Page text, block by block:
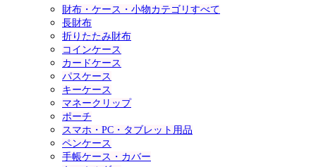
財布・ケース・小物カテゴリすべて
長財布
折りたたみ財布
コインケース
カードケース
パスケース
キーケース
マネークリップ
ポーチ
スマホ・PC・タブレット用品
ペンケース
手帳ケース・カバー